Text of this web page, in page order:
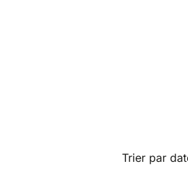
Trier par